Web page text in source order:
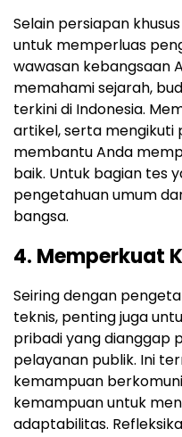
Selain persiapan
untuk memperluas
wawasan kebangsaan
memahami sejarah,
terkini di Indonesia.
artikel, serta mengikuti
membantu Anda
baik. Untuk bagian tes
pengetahuan umum
bangsa.
4. Memperkuat
Seiring dengan
teknis, penting juga
pribadi yang dianggap
pelayanan publik. Ini
kemampuan
kemampuan untuk
adaptabilitas.